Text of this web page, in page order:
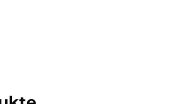
Wohnkomfort erhöhen? Es gibt
Smart Home. Finden Sie jetzt mehr
Sie unserer Empfehlung oder